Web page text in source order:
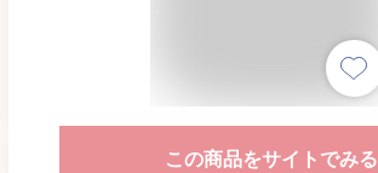
この商品をサイトでみる